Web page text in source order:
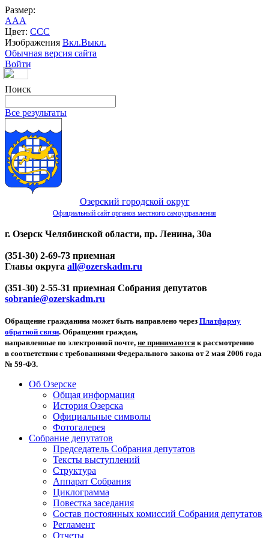
Размер:
AAA
Цвет: CCC
Изображения Вкл.Выкл.
Обычная версия сайта
Войти
Поиск
Все результаты
Озерский городской округ
Официальный сайт органов местного самоуправления
г. Озерск Челябинской области, пр. Ленина, 30а
(351-30) 2-69-73 приемная
Главы округа all@ozerskadm.ru
(351-30) 2-55-31 приемная Собрания депутатов
sobranie@ozerskadm.ru
Обращение гражданина может быть направлено через Платформу
обратной связи. Обращения граждан,
направленные по электронной почте, не принимаются к рассмотрению
в соответствии с требованиями Федерального закона от 2 мая 2006 года
№ 59-ФЗ.
Об Озерске
Общая информация
История Озерска
Официальные символы
Фотогалерея
Собрание депутатов
Председатель Собрания депутатов
Тексты выступлений
Структура
Аппарат Собрания
Циклограмма
Повестка заседания
Состав постоянных комиссий Собрания депутатов
Регламент
Отчеты